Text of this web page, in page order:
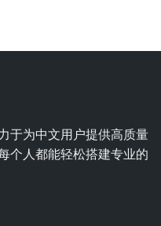
于为中文用户提供高质量
个人都能轻松搭建专业的